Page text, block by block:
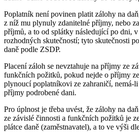
Poplatník není povinen platit zálohy na
z níž mu plynuly zdanitelné příjmy, nebo
příjmů, a to od splátky následující po dni,
rozhodných skutečností; tyto skutečnosti
daně podle ZSDP.
Placení záloh se nevztahuje na příjmy ze
funkčních požitků, pokud nejde o příjmy
plynoucí poplatníkovi ze zahraničí, nemá-
příjmy podrobené dani.
Pro úplnost je třeba uvést, že zálohy na
ze závislé činnosti a funkčních požitků je
plátce daně (zaměstnavatel), a to ve výši